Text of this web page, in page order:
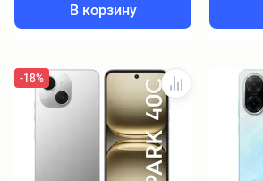
В корзину
-18%